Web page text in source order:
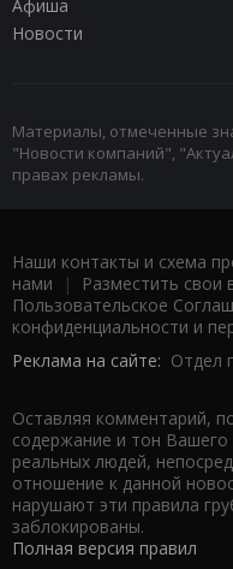
Афиша
Новости
Материалы, отмеченные
"Новости компаний",
правах рекламы.
Наши контакты и схема
нами | Разместить свои
Пользовательское
конфиденциальности и
Реклама на сайте: Отдел
Оставляя комментарий,
содержание и тон
реальных людей,
отношение к данной
нарушают эти правила
заблокированы.
Полная версия правил